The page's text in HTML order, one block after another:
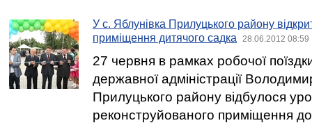
У с. Яблунівка Прилуцького району
приміщення дитячого садка
28.06.2012 08:59
27 червня в рамках робочої
державної адміністрації
Прилуцького району відбулося
реконструйованого приміщення